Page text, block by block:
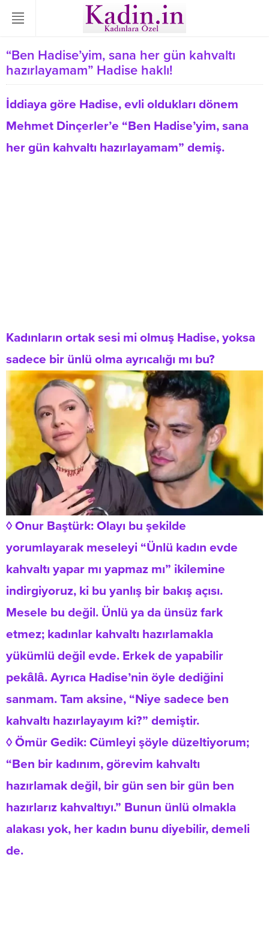
“Ben Hadise’yim, sana her gün kahvaltı
hazırlayamam” Hadise haklı!
İddiaya göre Hadise, evli oldukları dönem
Mehmet Dinçerler’e “Ben Hadise’yim, sana
her gün kahvaltı hazırlayamam” demiş.
Kadınların ortak sesi mi olmuş Hadise, yoksa
sadece bir ünlü olma ayrıcalığı mı bu?
◊ Onur Baştürk: Olayı bu şekilde
yorumlayarak meseleyi “Ünlü kadın evde
kahvaltı yapar mı yapmaz mı” ikilemine
indirgiyoruz, ki bu yanlış bir bakış açısı.
Mesele bu değil. Ünlü ya da ünsüz fark
etmez; kadınlar kahvaltı hazırlamakla
yükümlü değil evde. Erkek de yapabilir
pekâlâ. Ayrıca Hadise’nin öyle dediğini
sanmam. Tam aksine, “Niye sadece ben
kahvaltı hazırlayayım ki?” demiştir.
◊ Ömür Gedik: Cümleyi şöyle düzeltiyorum;
“Ben bir kadınım, görevim kahvaltı
hazırlamak değil, bir gün sen bir gün ben
hazırlarız kahvaltıyı.” Bunun ünlü olmakla
alakası yok, her kadın bunu diyebilir, demeli
de.